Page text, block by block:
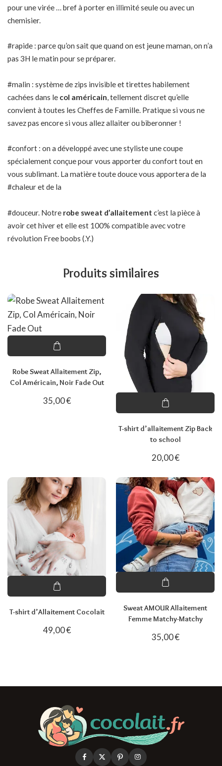
pour une virée … bref à porter en illimité seule ou avec un
chemisier.
#rapide : parce qu’on sait que quand on est jeune maman, on n’a
pas 3H le matin pour se préparer.
#malin : système de zips invisible et tirettes habilement
cachées dans le col américain , tellement discret qu’elle
convient à toutes les Cheffes de Famille. Pratique si vous ne
savez pas encore si vous allez allaiter ou biberonner !
#confort : on a développé avec une styliste une coupe
spécialement conçue pour vous apporter du confort tout en
vous sublimant. La matière toute douce vous apportera de la
#chaleur et de la
#douceur. Notre robe sweat d’allaitement c’est la pièce à
avoir cet hiver et elle est 100% compatible avec votre
révolution Free boobs (.Y.)
Produits similaires
Robe Sweat Allaitement Zip,
Col Américain, Noir Fade Out
35,00€
T-shirt d’allaitement Zip Back
to school
20,00€
T-shirt d’Allaitement Cocolait
49,00€
Sweat AMOUR Allaitement
Femme Matchy-Matchy
35,00€